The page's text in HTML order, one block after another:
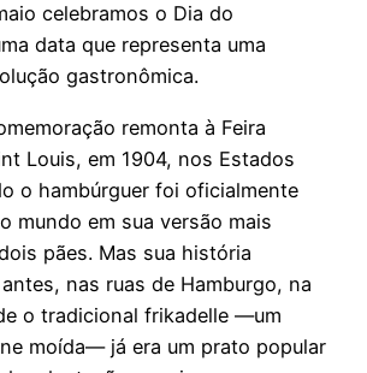
celebramos o Dia do
data que representa uma
gastronômica.
remonta à Feira
Louis, em 1904, nos Estados
o hambúrguer foi oficialmente
mundo em sua versão mais
pães. Mas sua história
nas ruas de Hamburgo, na
o tradicional frikadelle —um
moída— já era um prato popular